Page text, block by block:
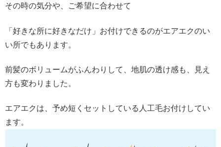
その時の気分や、ご希望に合わせて
「好きな所に好きなだけ」お付けできるのがエアエクのい
い所でもあります。
前髪のボリュームがふんわりして、地肌の透け感も、見え
方も変わりました。
エアエクは、予め短くセットしている人工毛お付けしてい
ます。